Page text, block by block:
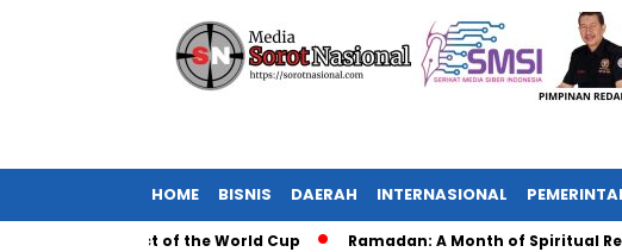
HOME BISNIS DAERAH INTERNASIONAL
Impact of the World Cup Ramadan: A Month of Spiritual